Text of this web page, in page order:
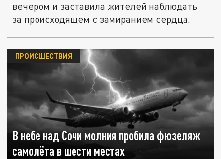
вечером и заставила жителей наблюдать
за происходящем с замиранием сердца.
В небе над Сочи молния пробила фюзеляж
самолёта в шести местах
ПРОИСШЕСТВИЯ